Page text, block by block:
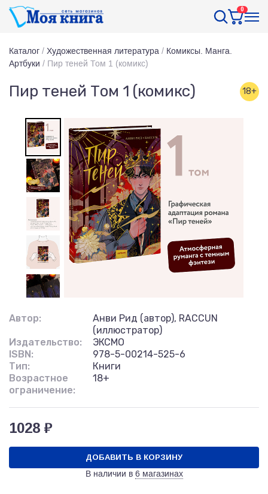
0
Каталог / Художественная литература / Комиксы. Манга.
Артбуки / Пир теней Том 1 (комикс)
Пир теней Том 1 (комикс) 18+
Автор:
Анви Рид (автор), RACCUN
(иллюстратор)
Издательство:
ЭКСМО
ISBN:
978-5-00214-525-6
Тип:
Книги
Возрастное
ограничение:
18+
1028 ₽
ДОБАВИТЬ В КОРЗИНУ
В наличии в 6 магазинах